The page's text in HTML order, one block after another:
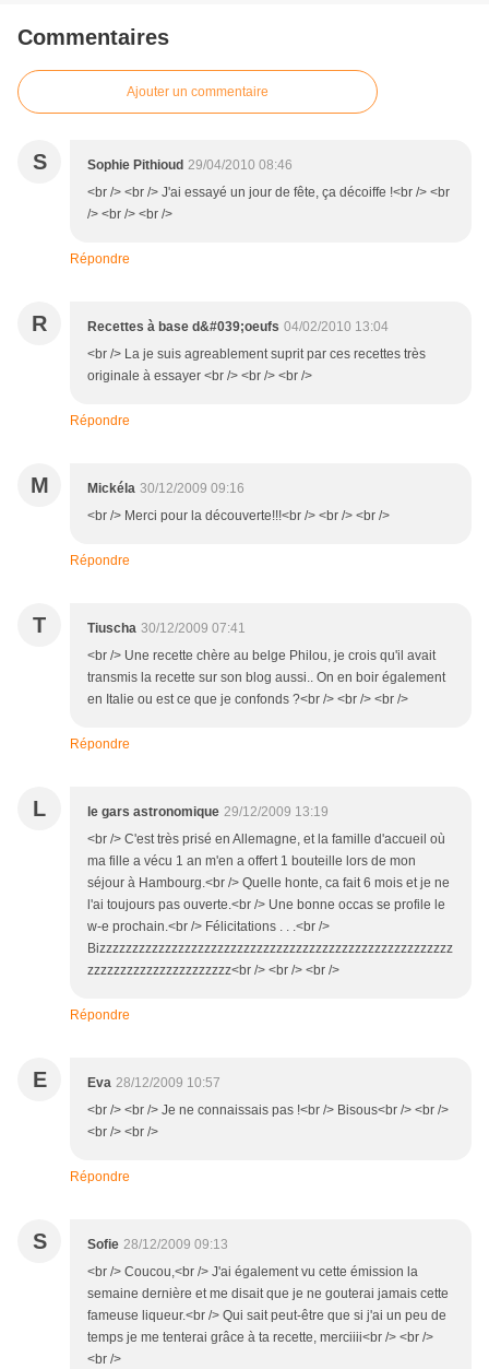
Commentaires
Ajouter un commentaire
S Sophie Pithioud 29/04/2010 08:46
<br /> <br /> J'ai essayé un jour de fête, ça décoiffe !<br /> <br
/> <br /> <br />
Répondre
R Recettes à base d&#039;oeufs 04/02/2010 13:04
<br /> La je suis agreablement suprit par ces recettes très
originale à essayer <br /> <br /> <br />
Répondre
M Mickéla 30/12/2009 09:16
<br /> Merci pour la découverte!!!<br /> <br /> <br />
Répondre
T Tiuscha 30/12/2009 07:41
<br /> Une recette chère au belge Philou, je crois qu'il avait
transmis la recette sur son blog aussi.. On en boir également
en Italie ou est ce que je confonds ?<br /> <br /> <br />
Répondre
L le gars astronomique 29/12/2009 13:19
<br /> C'est très prisé en Allemagne, et la famille d'accueil où
ma fille a vécu 1 an m'en a offert 1 bouteille lors de mon
séjour à Hambourg.<br /> Quelle honte, ca fait 6 mois et je ne
l'ai toujours pas ouverte.<br /> Une bonne occas se profile le
w-e prochain.<br /> Félicitations . . .<br />
Bizzzzzzzzzzzzzzzzzzzzzzzzzzzzzzzzzzzzzzzzzzzzzzzzzzzzzz
zzzzzzzzzzzzzzzzzzzzzz<br /> <br /> <br />
Répondre
E Eva 28/12/2009 10:57
<br /> <br /> Je ne connaissais pas !<br /> Bisous<br /> <br />
<br /> <br />
Répondre
S Sofie 28/12/2009 09:13
<br /> Coucou,<br /> J'ai également vu cette émission la
semaine dernière et me disait que je ne gouterai jamais cette
fameuse liqueur.<br /> Qui sait peut-être que si j'ai un peu de
temps je me tenterai grâce à ta recette, merciiii<br /> <br />
<br />